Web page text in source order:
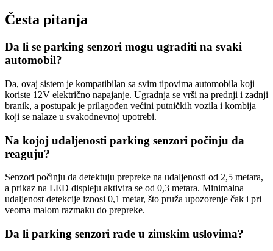
Česta pitanja
Da li se parking senzori mogu ugraditi na svaki
automobil?
Da, ovaj sistem je kompatibilan sa svim tipovima automobila koji
koriste 12V električno napajanje. Ugradnja se vrši na prednji i zadnji
branik, a postupak je prilagođen većini putničkih vozila i kombija
koji se nalaze u svakodnevnoj upotrebi.
Na kojoj udaljenosti parking senzori počinju da
reaguju?
Senzori počinju da detektuju prepreke na udaljenosti od 2,5 metara,
a prikaz na LED displeju aktivira se od 0,3 metara. Minimalna
udaljenost detekcije iznosi 0,1 metar, što pruža upozorenje čak i pri
veoma malom razmaku do prepreke.
Da li parking senzori rade u zimskim uslovima?